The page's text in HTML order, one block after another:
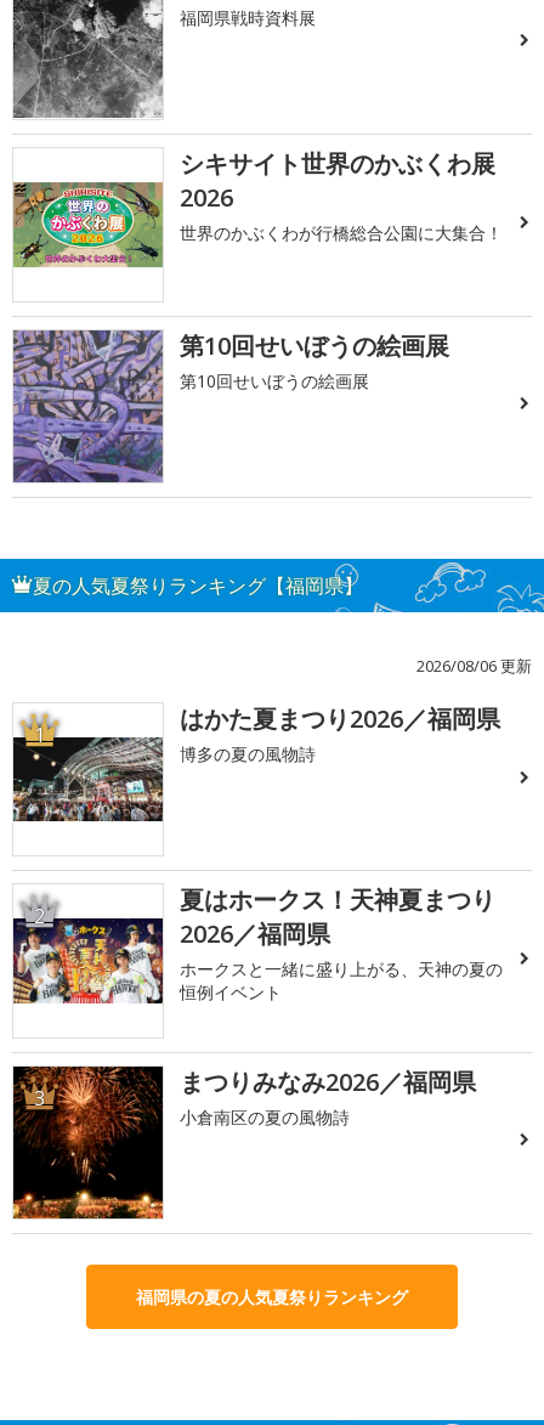
福岡県戦時資料展
シキサイト世界のかぶくわ展
2026
世界のかぶくわが行橋総合公園に大集合！
第10回せいぼうの絵画展
第10回せいぼうの絵画展
夏の人気夏祭りランキング【福岡県】
2026/08/06 更新
1 はかた夏まつり2026／福岡県
博多の夏の風物詩
2
夏はホークス！天神夏まつり
2026／福岡県
ホークスと一緒に盛り上がる、天神の夏の
恒例イベント
3 まつりみなみ2026／福岡県
小倉南区の夏の風物詩
福岡県の夏の人気夏祭りランキング